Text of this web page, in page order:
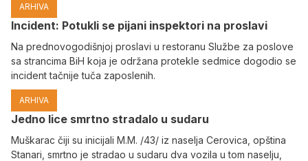
ARHIVA
Incident: Potukli se pijani inspektori na proslavi
Na prednovogodišnjoj proslavi u restoranu Službe za poslove
sa strancima BiH koja je održana protekle sedmice dogodio se
incident tačnije tuča zaposlenih.
ARHIVA
Јedno lice smrtno stradalo u sudaru
Muškarac čiji su inicijali M.M. /43/ iz naselja Cerovica, opština
Stanari, smrtno je stradao u sudaru dva vozila u tom naselju,